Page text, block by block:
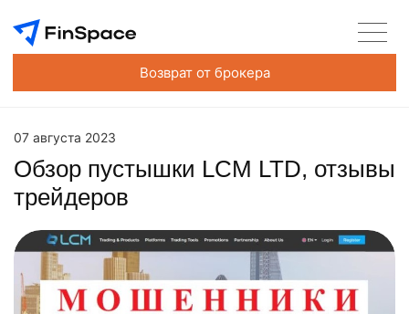
Возврат от брокера
07 августа 2023
Обзор пустышки LCM LTD, отзывы
трейдеров